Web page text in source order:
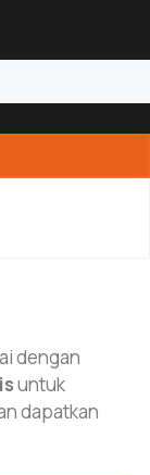
dengan
untuk
dapatkan